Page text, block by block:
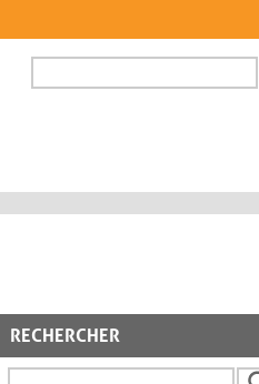
FORMULAIRE DE
RECHERCHER